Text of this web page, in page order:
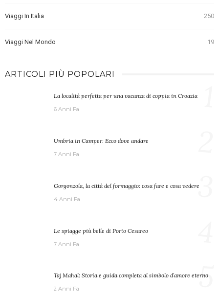
Viaggi In Italia 250
Viaggi Nel Mondo 19
ARTICOLI PIÙ POPOLARI
La località perfetta per una vacanza di coppia in Croazia
6 Anni Fa
Umbria in Camper: Ecco dove andare
7 Anni Fa
Gorgonzola, la città del formaggio: cosa fare e cosa vedere
4 Anni Fa 3
Le spiagge più belle di Porto Cesareo
7 Anni Fa
Taj Mahal: Storia e guida completa al simbolo d’amore eterno
2 Anni Fa 5